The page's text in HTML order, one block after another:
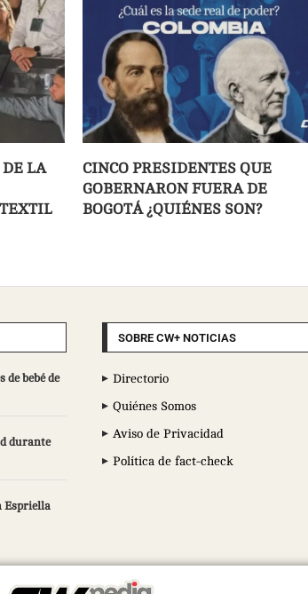
LA
CINCO PRESIDENTES QUE
GOBERNARON FUERA DE
BOGOTÁ ¿QUIÉNES SON?
bebé de
durante
Espriella
SOBRE CW+ NOTICIAS
Directorio
Quiénes Somos
Aviso de Privacidad
Política de fact-check